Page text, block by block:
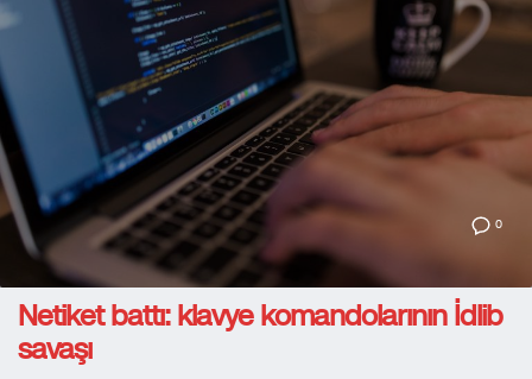
0
Netiket battı: klavye komandolarının İdlib
savaşı